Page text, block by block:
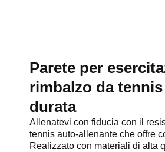
Parete per
rimbalzo da
durata
Allenatevi con fiducia con il
tennis auto-allenante che offre
Realizzato con materiali di alta